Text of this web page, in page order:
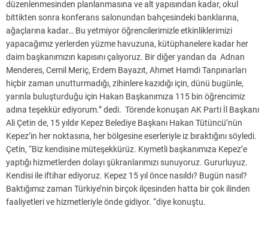
düzenlenmesinden planlanmasına ve alt yapısından kadar, okul
bittikten sonra konferans salonundan bahçesindeki banklarına,
ağaçlarına kadar… Bu yetmiyor öğrencilerimizle etkinliklerimizi
yapacağımız yerlerden yüzme havuzuna, kütüphanelere kadar her
daim başkanımızın kapısını çalıyoruz. Bir diğer yandan da Adnan
Menderes, Cemil Meriç, Erdem Bayazıt, Ahmet Hamdi Tanpınarları
hiçbir zaman unutturmadığı, zihinlere kazıdığı için, dünü bugünle,
yarınla buluşturduğu için Hakan Başkanımıza 115 bin öğrencimiz
adına teşekkür ediyorum.” dedi. Törende konuşan AK Parti İl Başkanı
Ali Çetin de, 15 yıldır Kepez Belediye Başkanı Hakan Tütüncü’nün
Kepez’in her noktasına, her bölgesine eserleriyle iz bıraktığını söyledi.
Çetin, “Biz kendisine müteşekkürüz. Kıymetli başkanımıza Kepez’e
yaptığı hizmetlerden dolayı şükranlarımızı sunuyoruz. Gururluyuz.
Kendisi ile iftihar ediyoruz. Kepez 15 yıl önce nasıldı? Bugün nasıl?
Baktığımız zaman Türkiye’nin birçok ilçesinden hatta bir çok ilinden
faaliyetleri ve hizmetleriyle önde gidiyor. “diye konuştu.